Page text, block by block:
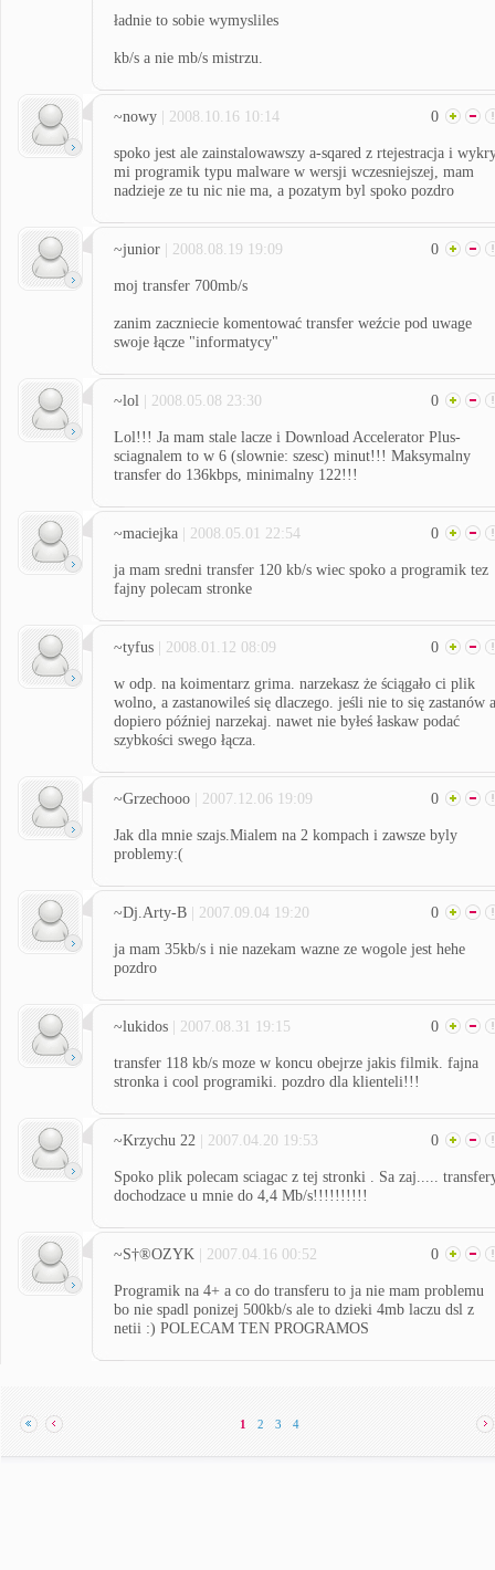
ładnie to sobie wymysliles
kb/s a nie mb/s mistrzu.
~nowy | 2008.10.16 10:14 0
spoko jest ale zainstalowawszy a-sqared z rtejestracja i
mi programik typu malware w wersji wczesniejszej, mam
nadzieje ze tu nic nie ma, a pozatym byl spoko pozdro
~junior | 2008.08.19 19:09 0
moj transfer 700mb/s
zanim zaczniecie komentować transfer weźcie pod uwage
swoje łącze "informatycy"
~lol | 2008.05.08 23:30 0
Lol!!! Ja mam stale lacze i Download Accelerator Plus-
sciagnalem to w 6 (slownie: szesc) minut!!! Maksymalny
transfer do 136kbps, minimalny 122!!!
~maciejka | 2008.05.01 22:54 0
ja mam sredni transfer 120 kb/s wiec spoko a programik tez
fajny polecam stronke
~tyfus | 2008.01.12 08:09 0
w odp. na koimentarz grima. narzekasz że ściągało ci plik
wolno, a zastanowileś się dlaczego. jeśli nie to się zastanów a
dopiero później narzekaj. nawet nie byłeś łaskaw podać
szybkości swego łącza.
~Grzechooo | 2007.12.06 19:09 0
Jak dla mnie szajs.Mialem na 2 kompach i zawsze byly
problemy:(
~Dj.Arty-B | 2007.09.04 19:20 0
ja mam 35kb/s i nie nazekam wazne ze wogole jest hehe
pozdro
~lukidos | 2007.08.31 19:15 0
transfer 118 kb/s moze w koncu obejrze jakis filmik. fajna
stronka i cool programiki. pozdro dla klienteli!!!
~Krzychu 22 | 2007.04.20 19:53 0
Spoko plik polecam sciagac z tej stronki . Sa zaj.....
dochodzace u mnie do 4,4 Mb/s!!!!!!!!!!
~S†®OZYK | 2007.04.16 00:52 0
Programik na 4+ a co do transferu to ja nie mam problemu
bo nie spadl ponizej 500kb/s ale to dzieki 4mb laczu dsl z
netii :) POLECAM TEN PROGRAMOS
1 2 3 4